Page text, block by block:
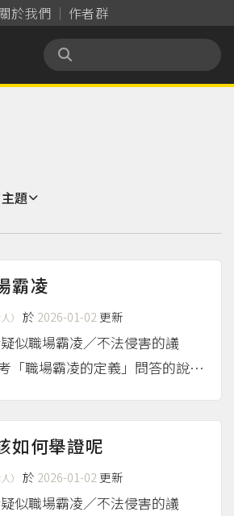
於我們 作者群
題
霸凌
） 於 2026-01-02 更新
似職場霸凌／不法侵害的議
「職場霸凌的定義」問答的說
）
如何舉證呢
） 於 2026-01-02 更新
似職場霸凌／不法侵害的議